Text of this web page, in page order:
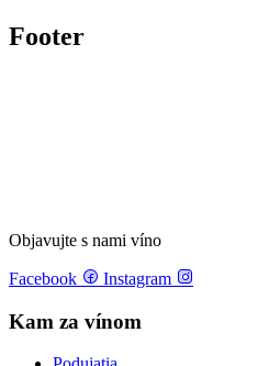
Footer
Objavujte s nami víno
Facebook Instagram
Kam za vínom